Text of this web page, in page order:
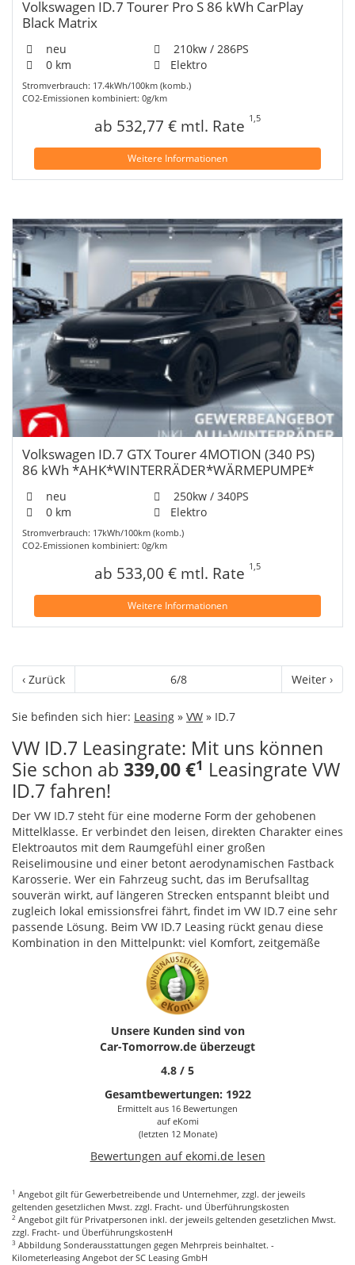
Sie befinden sich hier: Leasing » VW » ID.7
VW ID.7 Leasingrate: Mit uns können
Sie schon ab 339,00 €1 Leasingrate VW
ID.7 fahren!
Der VW ID.7 steht für eine moderne Form der gehobenen
Mittelklasse. Er verbindet den leisen, direkten Charakter eines
Elektroautos mit dem Raumgefühl einer großen
Reiselimousine und einer betont aerodynamischen Fastback
Karosserie. Wer ein Fahrzeug sucht, das im Berufsalltag
souverän wirkt, auf längeren Strecken entspannt bleibt und
zugleich lokal emissionsfrei fährt, findet im VW ID.7 eine sehr
passende Lösung. Beim VW ID.7 Leasing rückt genau diese
Kombination in den Mittelpunkt: viel Komfort, zeitgemäße
Technik und planbare monatliche Kosten, ohne das Fahrzeug
dauerhaft kaufen zu müssen.
Fahrzeugklasse und Charakter des VW
Der VW ID.7 ist größer und langstreckentauglicher positioniert
als viele kompakte Elektrofahrzeuge. Er richtet sich an
Limousine schätzen, aber ein klar elektrisches
Antriebskonzept bevorzugen. Die flach verlaufende Dachlinie,
die gestreckte Seitenansicht und der großzügige Innenraum
weniger um laute Sportlichkeit, sondern um Ruhe, Effizienz,
Im Innenraum profitiert der VW ID.7 von der Bauweise einer
Elektroplattform. Der lange Radstand schafft ein angenehmes
Platzangebot auf den vorderen und hinteren Sitzen. Das
macht den Wagen interessant für Familien, Vielfahrer,
Unsere Kunden sind von
Car-Tomorrow.de überzeugt
4.8 / 5
Gesamtbewertungen: 1922
Ermittelt aus 16 Bewertungen
auf eKomi
(letzten 12 Monate)
Bewertungen auf ekomi.de lesen
Volkswagen ID.7 Tourer Pro S 86 kWh CarPlay
Black Matrix
neu
210kw / 286PS
0 km
Elektro
Stromverbrauch: 17.4kWh/100km (komb.)
CO2-Emissionen kombiniert: 0g/km
ab 532,77 € mtl. Rate 1,5
Weitere Informationen
Volkswagen ID.7 GTX Tourer 4MOTION (340 PS)
86 kWh *AHK*WINTERRÄDER*WÄRMEPUMPE*
neu
250kw / 340PS
0 km
Elektro
Stromverbrauch: 17kWh/100km (komb.)
CO2-Emissionen kombiniert: 0g/km
ab 533,00 € mtl. Rate 1,5
Weitere Informationen
‹ Zurück 6/8 Weiter ›
1 Angebot gilt für Gewerbetreibende und Unternehmer, zzgl. der jeweils
geltenden gesetzlichen Mwst. zzgl. Fracht- und Überführungskosten
2 Angebot gilt für Privatpersonen inkl. der jeweils geltenden gesetzlichen Mwst.
zzgl. Fracht- und ÜberführungskostenH
3 Abbildung Sonderausstattungen gegen Mehrpreis beinhaltet. -
Kilometerleasing Angebot der SC Leasing GmbH